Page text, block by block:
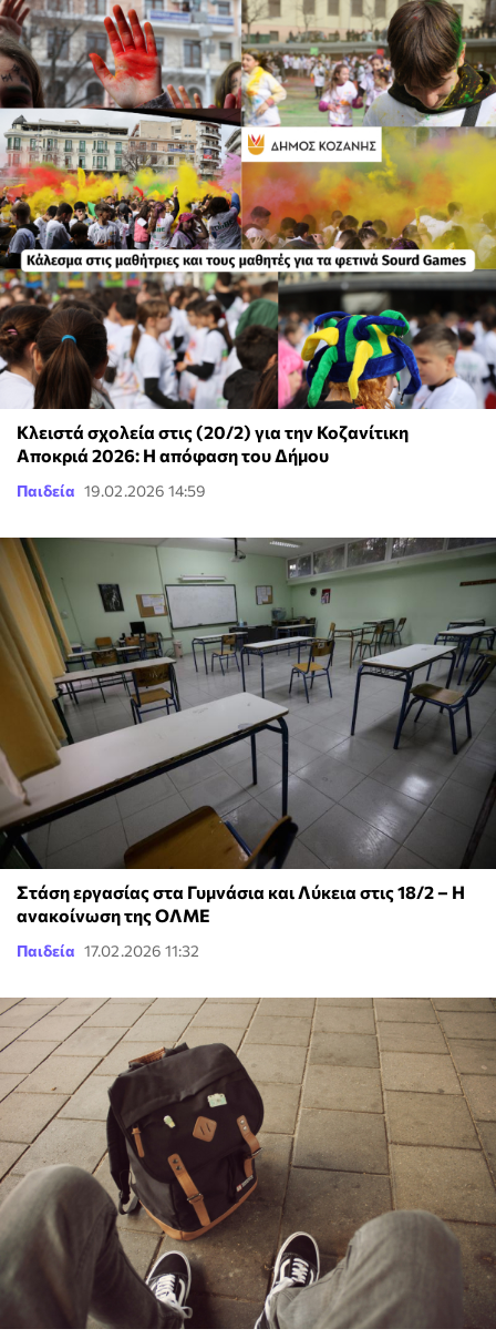
Κλειστά σχολεία στις (20/2) για την Κοζανίτικη
Αποκριά 2026: Η απόφαση του Δήμου
Παιδεία 19.02.2026 14:59
Στάση εργασίας στα Γυμνάσια και Λύκεια στις 18/2 – Η
ανακοίνωση της ΟΛΜΕ
Παιδεία 17.02.2026 11:32